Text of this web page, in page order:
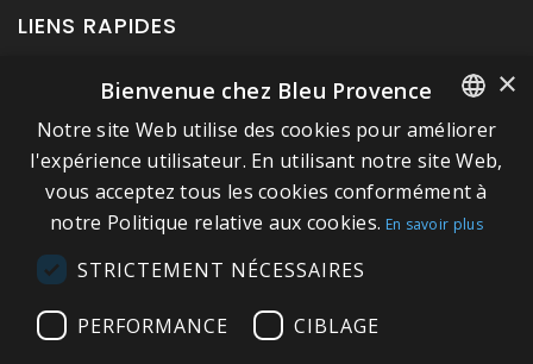
LIENS RAPIDES
A propos de Bleu Provence
Mentions légales
Conditions de vente
Nous contacter
Visitez notre Showroom
FRENCH
ITALIAN
GERMAN
×
Bienvenue chez Bleu Provence
Notre site Web utilise des cookies pour améliorer
l'expérience utilisateur. En utilisant notre site Web,
vous acceptez tous les cookies conformément à
notre Politique relative aux cookies. En savoir plus
STRICTEMENT NÉCESSAIRES
PERFORMANCE CIBLAGE